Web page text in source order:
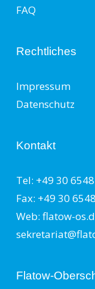
FAQ
Rechtliches
Impressum
Datenschutz
Kontakt
Tel: +49 30
Fax: +49 30
Web: flatow-
Flatow-